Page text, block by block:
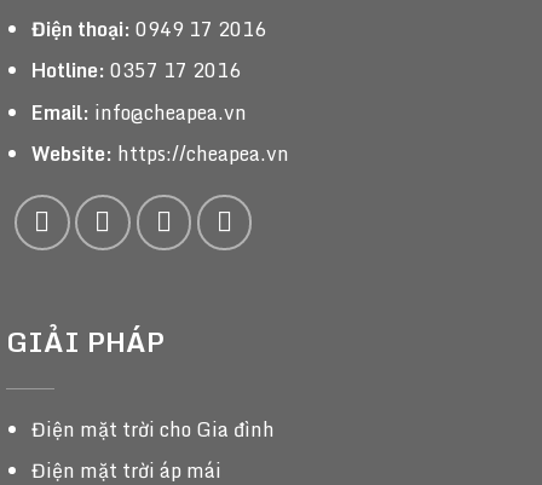
Điện thoại: 0949 17 2016
Hotline: 0357 17 2016
Email: info@cheapea.vn
Website: https://cheapea.vn
GIẢI PHÁP
Điện mặt trời cho Gia đình
Điện mặt trời áp mái